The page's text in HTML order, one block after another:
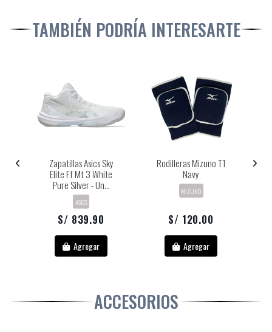
TAMBIÉN PODRÍA INTERESARTE
Zapatillas Asics Sky
Elite Ff Mt 3 White
Pure Silver - Un...
ASICS
S/ 839.90
Agregar
Rodilleras Mizuno T1
Navy
MIZUNO
S/ 120.00
Agregar
ACCESORIOS